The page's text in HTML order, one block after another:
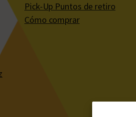
Pick-Up Puntos de retiro
Cómo comprar